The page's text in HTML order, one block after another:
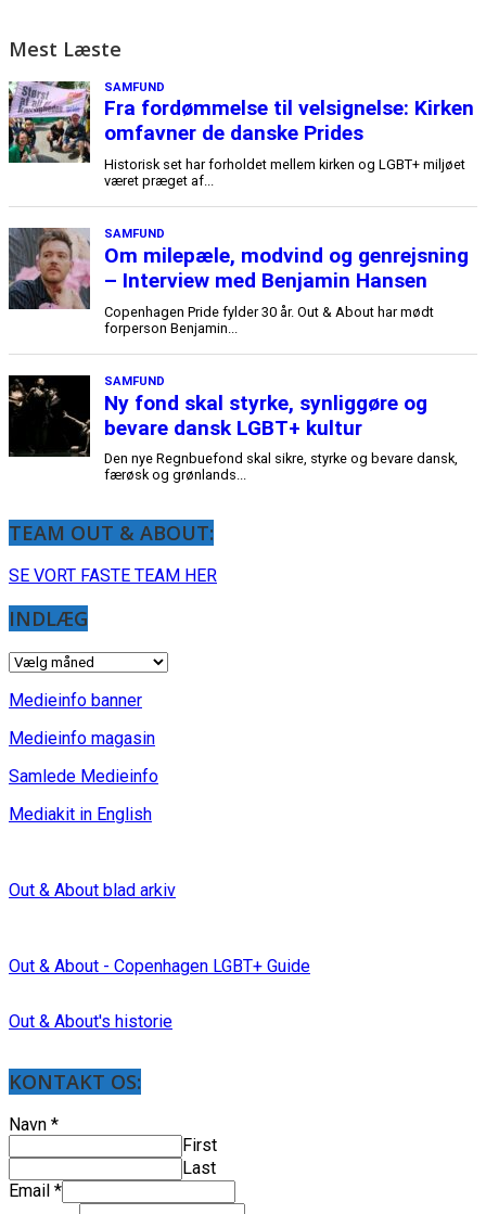
Mest Læste
TEAM OUT & ABOUT:
SE VORT FASTE TEAM HER
INDLÆG
INDLÆG
Medieinfo banner
Medieinfo magasin
Samlede Medieinfo
Mediakit in English
Out & About blad arkiv
Out & About - Copenhagen LGBT+ Guide
Out & About's historie
KONTAKT OS:
Navn *
First
Last
Email *